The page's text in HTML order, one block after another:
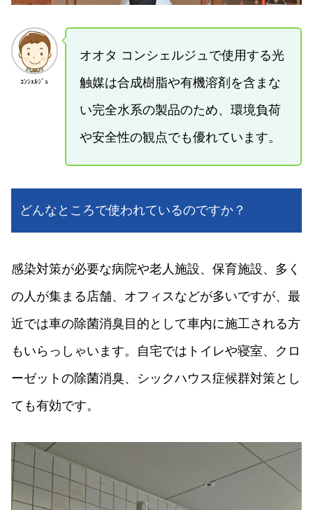
ｺﾝｼｪﾙｼﾞｭ
オオタ コンシェルジュで使用する光
触媒は合成樹脂や有機溶剤を含まな
い完全水系の製品のため、環境負荷
や安全性の観点でも優れています。
どんなところで使われているのですか？
感染対策が必要な病院や老人施設、保育施設、多く
の人が集まる店舗、オフィスなどが多いですが、最
近では車の除菌消臭目的として車内に施工される方
もいらっしゃいます。自宅ではトイレや寝室、クロ
ーゼットの除菌消臭、シックハウス症候群対策とし
ても有効です。